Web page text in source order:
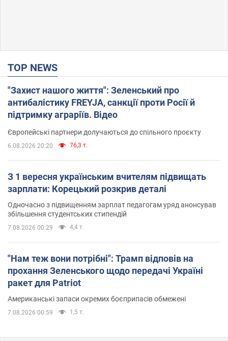
TOP NEWS
"Захист нашого життя": Зеленський про
антибалістику FREYJA, санкції проти Росії й
підтримку аграріїв. Відео
Європейські партнери долучаються до спільного проєкту
6.08.2026 20:20 76,3 т.
З 1 вересня українським вчителям підвищать
зарплати: Корецький розкрив деталі
Одночасно з підвищенням зарплат педагогам уряд анонсував
збільшення студентських стипендій
7.08.2026 00:29 4,4 т.
"Нам теж вони потрібні": Трамп відповів на
прохання Зеленського щодо передачі Україні
ракет для Patriot
Американські запаси окремих боєприпасів обмежені
7.08.2026 00:59 1,5 т.